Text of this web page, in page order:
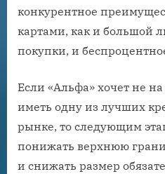
конкурентное
картами, как и большой
покупки, и
Если «Альфа» хочет не
иметь одну из лучших
рынке, то следующим
понижать верхнюю
и снижать размер